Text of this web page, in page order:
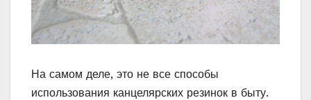
На самом деле, это не все способы
использования канцелярских резинок в быту.